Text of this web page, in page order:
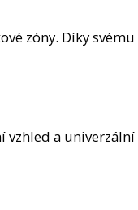
zóny. Díky svému
vzhled a univerzální